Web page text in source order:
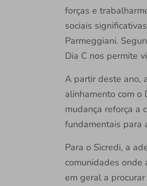
forças e
sociais
Parmeggiani.
Dia C nos permite
A partir deste ano,
alinhamento com o
mudança reforça a
fundamentais para
Para o Sicredi, a
comunidades onde
em geral a